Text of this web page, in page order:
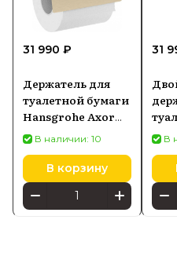
31 990 ₽
Держатель для
туалетной бумаги
Hansgrohe Axor
Montreux
42036820
В наличии: 10
В корзину
31
В